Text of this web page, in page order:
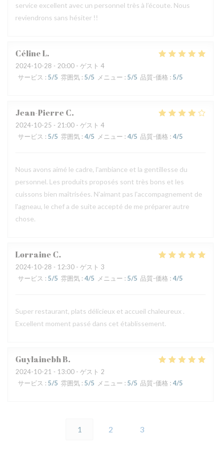
service excellent avec un personnel très à l’écoute. Nous
reviendrons sans hésiter !!
CélineL
2024-10-28 - 20:00 - ゲスト 4
サービス : 5/5 雰囲気 : 5/5 メニュー : 5/5 品質-価格 : 5/5
Jean-Pierre C
2024-10-25 - 21:00 - ゲスト 4
サービス : 5/5 雰囲気 : 4/5 メニュー : 4/5 品質-価格 : 4/5
Nous avons aimé le cadre, l'ambiance et la gentillesse du
personnel. Les produits proposés sont très bons et les
cuissons bien maîtrisées. N'aimant pas l'accompagnement de
l'agneau, le chef a de suite accepté de me préparer autre
chose.
Lorraine C
2024-10-28 - 12:30 - ゲスト 3
サービス : 5/5 雰囲気 : 4/5 メニュー : 5/5 品質-価格 : 4/5
Super restaurant, plats délicieux et accueil chaleureux .
Excellent moment passé dans cet établissement.
GuylainebhB
2024-10-21 - 13:00 - ゲスト 2
サービス : 5/5 雰囲気 : 5/5 メニュー : 5/5 品質-価格 : 4/5
1 2 3